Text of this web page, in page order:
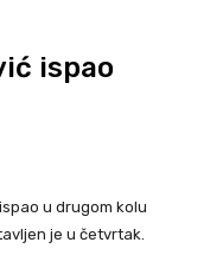
ispao
u drugom kolu
je u četvrtak.